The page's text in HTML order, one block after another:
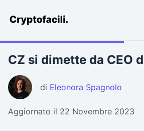
Cryptofacili.com
CZ si dimette da CEO
di Eleonora Spagnolo
Aggiornato il 22 Novembre 2023